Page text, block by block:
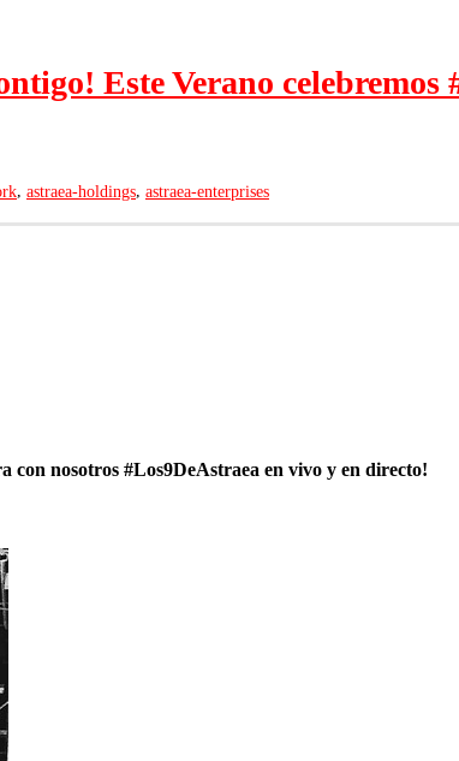
Este Verano celebremos
, astraea-holdings, astraea-enterprises
con nosotros #Los9DeAstraea en vivo y en directo!